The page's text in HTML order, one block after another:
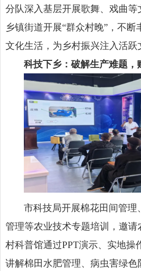
分队深入基层开展歌舞、戏曲等
乡镇街道开展“群众村晚”，不断
文化生活，为乡村振兴注入活跃
科技下乡：破解生产难题，
市科技局开展棉花田间管理
管理等农业技术专题培训，邀请
村科普馆通过PPT演示、实地操
讲解棉田水肥管理、病虫害绿色